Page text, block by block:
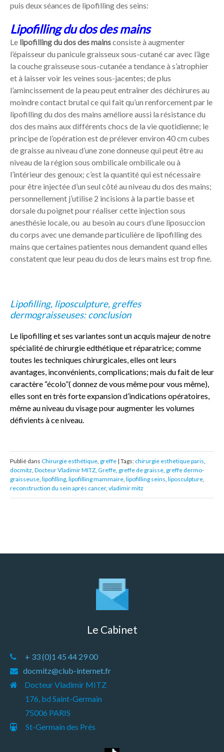
puis deux séances de lipofilling des seins:
Lipofilling du dos des mains
Le lipofilling du dos des mainsconsiste à augmenter
l’épaisseur du panicule graisseux sous-cutané car avec l’âge
la couche graisseuse sous-cutanée a tendance à s’atrophier
et à laisser voir les veines sous-jacentes; de plus
l’amincissement de la peau peut entraîner des déchirures au
moindre contact brutal ce qui fait qu’un renforcement par le
lipofilling du dos des mains améliore aussi la résistance du
dos des mains aux différents chocs de la vie quotidienne; le
principe de l’opération est de prélever environ 40 cm cubes
de graisse au niveau d’une zone donneuse qui peut être au
niveau de la région sous ombilicale ombilicale ou à
l’intérieur des genoux; c’est la quantité qui est nécessaire
pour être injectée d’un seul côté au niveau du dos des mains;
personnellement j’utilise 2 incisions à la partie basse et
dorsale du poignet pour réaliser cette injection sous
anesthésie locale, ou au besoin au cours d’une liposuccion
du corps avec une demande particulière de lipofilling des
mains que certaines patientes nous demandent quand elles
constatent que leur peau du dos de leurs mains est trop fine.
Lipofilling, liposculpture, greffes
dermograisseuses: conclusion
Le lipofilling et ses variantes sont un acquis majeur de notre
spécialité de chirurgie edthétique et réparatrice; comme
toutes les techniques chirurgicales, elles ont leurs
avantages, inconvénients, complications; mais du fait de leur
caractère “écolo”( donnez de vous même pour vous même),
elles sont en très forte expansion d’indications opératoires,
même au niveau du visage pour augmenter les volumes
défivients à ce niveau.
Publié dans Chirurgie esthétique greffe | Tags: chirurgie esthetique paris
docmitz Docteur Vladimir MITZ Greffe greffe de graisse greffe dermo-
graisseuse lipofilling lipofilling mammaire lipofilling seins liposculpture
reconstruction du sein après cancer, vladimir mitz
Le Cabinet
+ 33 (0)1 45 44 29 00
docmitz@club-internet.fr
Docteur Vladimir MITZ
176, bd Saint-Germain
75006 PARIS
St-Germain des Prés